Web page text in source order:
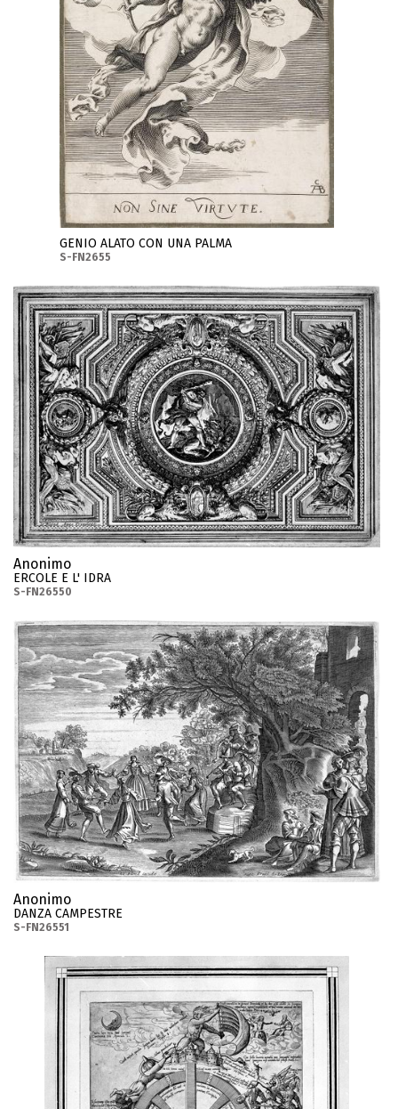
GENIO ALATO CON UNA PALMA
S-FN2655
Anonimo
ERCOLE E L' IDRA
S-FN26550
Anonimo
DANZA CAMPESTRE
S-FN26551